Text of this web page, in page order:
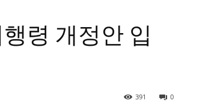
령 개정안 입
0
391